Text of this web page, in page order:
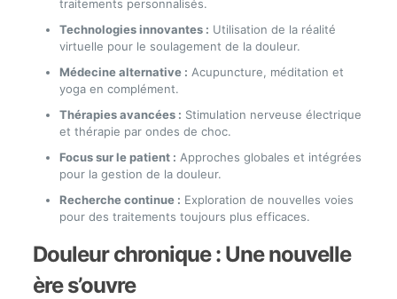
traitements personnalisés.
Technologies innovantes : Utilisation de la réalité
virtuelle pour le soulagement de la douleur.
Médecine alternative : Acupuncture, méditation et
yoga en complément.
Thérapies avancées : Stimulation nerveuse électrique
et thérapie par ondes de choc.
Focus sur le patient : Approches globales et intégrées
pour la gestion de la douleur.
Recherche continue : Exploration de nouvelles voies
pour des traitements toujours plus efficaces.
Douleur chronique : Une nouvelle
ère s’ouvre